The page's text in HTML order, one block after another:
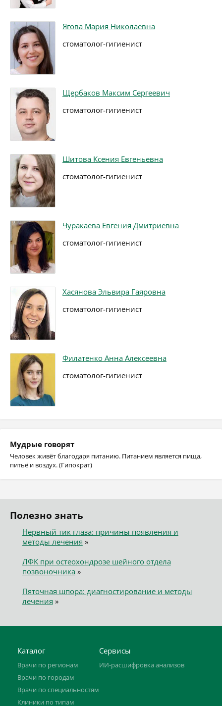
Ягова Мария Николаевна
стоматолог-гигиенист
Щербаков Максим Сергеевич
стоматолог-гигиенист
Шитова Ксения Евгеньевна
стоматолог-гигиенист
Чуракаева Евгения Дмитриевна
стоматолог-гигиенист
Хасянова Эльвира Гаяровна
стоматолог-гигиенист
Филатенко Анна Алексеевна
стоматолог-гигиенист
Мудрые говорят
Человек живёт благодаря питанию. Питанием является пища,
питьё и воздух. (Гипократ)
Полезно знать
Нервный тик глаза: причины появления и
методы лечения »
ЛФК при остеохондрозе шейного отдела
позвоночника»
Пяточная шпора: диагностирование и методы
лечения »
Каталог
Врачи по регионам
Врачи по городам
Врачи по специальностям
Клиники по типам
Сервисы
ИИ-расшифровка анализов